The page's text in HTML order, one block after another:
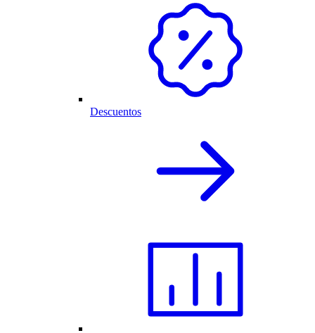
Descuentos